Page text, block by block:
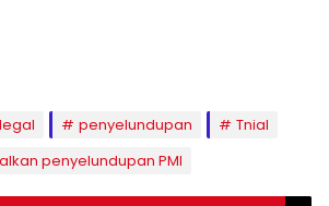
penyelundupan
Tnial
penyelundupan PMI